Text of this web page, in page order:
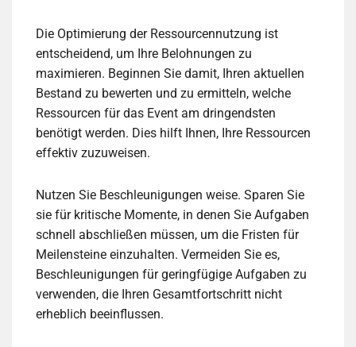
Die Optimierung der Ressourcennutzung ist
entscheidend, um Ihre Belohnungen zu
maximieren. Beginnen Sie damit, Ihren aktuellen
Bestand zu bewerten und zu ermitteln, welche
Ressourcen für das Event am dringendsten
benötigt werden. Dies hilft Ihnen, Ihre Ressourcen
effektiv zuzuweisen.
Nutzen Sie Beschleunigungen weise. Sparen Sie
sie für kritische Momente, in denen Sie Aufgaben
schnell abschließen müssen, um die Fristen für
Meilensteine einzuhalten. Vermeiden Sie es,
Beschleunigungen für geringfügige Aufgaben zu
verwenden, die Ihren Gesamtfortschritt nicht
erheblich beeinflussen.